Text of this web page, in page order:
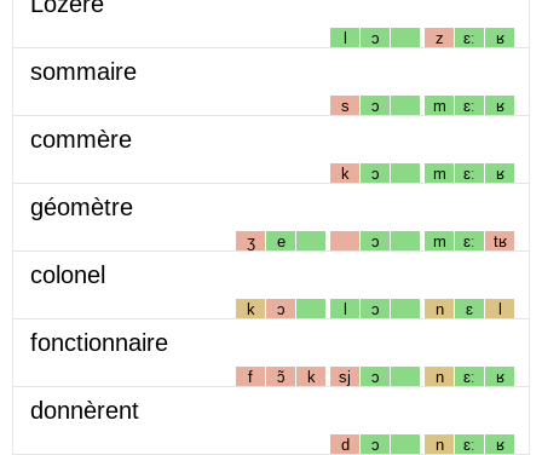
l ɔ z ɛː ʁ
sommaire
s ɔ m ɛː ʁ
commère
k ɔ m ɛː ʁ
géomètre
ʒ e ɔ m ɛː tʁ
colonel
k ɔ l ɔ n ɛ l
fonctionnaire
f ɔ̃ k sj ɔ n ɛː ʁ
donnèrent
d ɔ n ɛː ʁ